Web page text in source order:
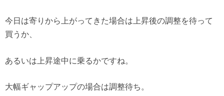
今日は寄りから上がってきた場合は上昇後の調整を待って
買うか、
あるいは上昇途中に乗るかですね。
大幅ギャップアップの場合は調整待ち。